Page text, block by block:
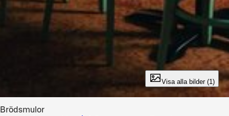
Visa alla bilder (1)
Brödsmulor